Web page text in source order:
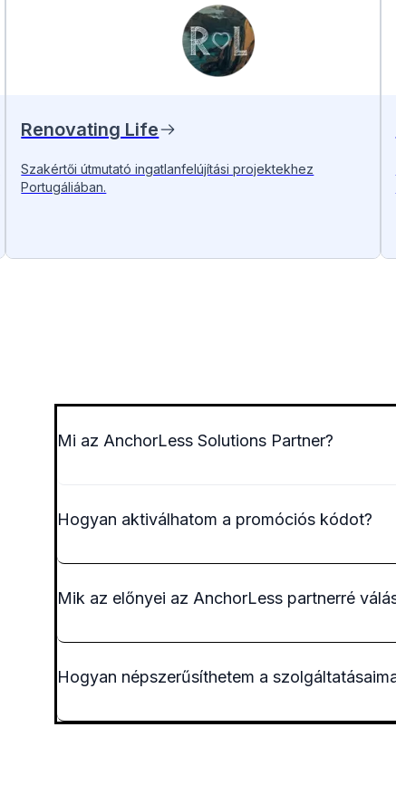
Renovating Life
Szakértői útmutató ingatlanfelújítási projektekhez
Portugáliában.
Mi az AnchorLess Solutions Partner?
Hogyan aktiválhatom a promóciós kódot?
Mik az előnyei az AnchorLess partnerré
Hogyan népszerűsíthetem a